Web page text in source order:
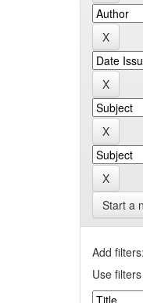
Start a
Add filters:
Use